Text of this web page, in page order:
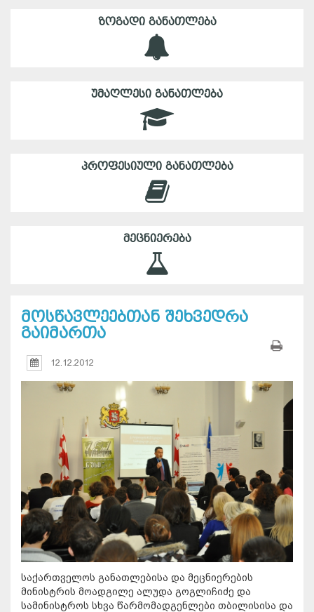
ᲖᲝᲒᲐᲓᲘ ᲒᲐᲜᲐᲗᲚᲔᲑᲐ
ᲣᲛᲐᲦᲚᲔᲡᲘ ᲒᲐᲜᲐᲗᲚᲔᲑᲐ
ᲞᲠᲝᲤᲔᲡᲘᲣᲚᲘ ᲒᲐᲜᲐᲗᲚᲔᲑᲐ
ᲛᲔᲪᲜᲘᲔᲠᲔᲑᲐ
მოსწავლეებთან შეხვედრა
გაიმართა
12.12.2012
საქართველოს განათლებისა და მეცნიერების
მინისტრის მოადგილე ალუდა გოგლიჩიძე და
სამინისტროს სხვა წარმომადგენლები თბილისისა და